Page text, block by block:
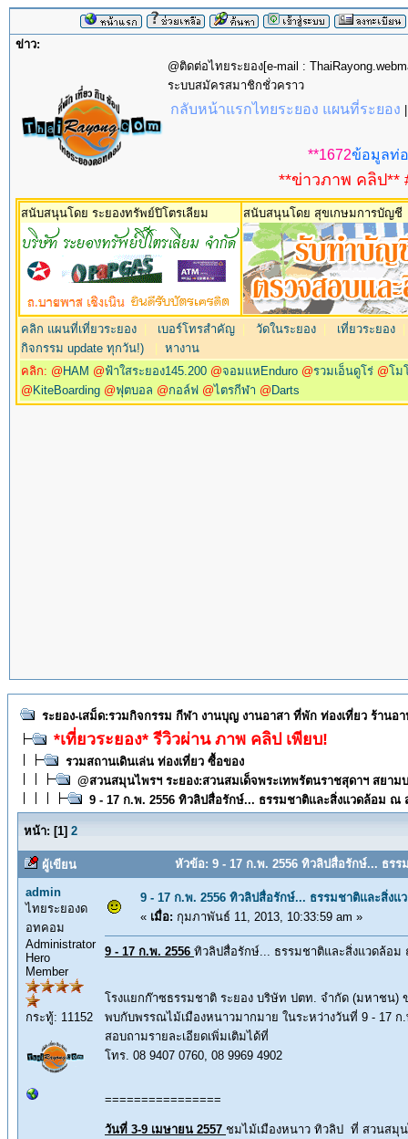
ข่าว:
@ติดต่อไทยระยอง[e-mail :
ระบบสมัครสมาชิกชั่วคราว
กลับหน้าแรกไทยระยอง แผนที่ระยอง
**1672ข้อมูลท่
**ข่าวภาพ คลิป**
สนับสนุนโดย ระยองทรัพย์ปิโตรเลียม สนับสนุนโดย สุขเกษมการบัญชี
คลิก แผนที่เที่ยวระยอง เบอร์โทรสำคัญ วัดในระยอง เที่ยวระยอง
กิจกรรม update ทุกวัน!) |หางาน
คลิก: @ HAM @ฟ้าใสระยอง145.200 @จอมแหEnduro @รวมเอ็นดูโร่ @โม
@ KiteBoarding @ฟุตบอล @กอล์ฟ @ไตรกีฬา @ Darts
ระยอง-เสม็ด:รวมกิจกรรม กีฬา งานบุญ งานอาสา ที่พัก ท่องเที่ยว ร้านอ
*เที่ยวระยอง* รีวิวผ่าน ภาพ คลิป เพียบ!
รวมสถานเดินเล่น ท่องเที่ยว ซื้อของ
@สวนสมุนไพรฯ ระยอง:สวนสมเด็จพระเทพรัตนราชสุดาฯ สยา
9 - 17 ก.พ. 2556 ทิวลิปสื่อรักษ์... ธรรมชาติและสิ่งแวดล้อม ณ
หน้า: [1] 2
ผู้เขียน หัวข้อ: 9 - 17 ก.พ. 2556 ทิวลิปสื่อรักษ์... ธร
admin
ไทยระยองด
อทคอม
Administrator
Hero
Member
กระทู้: 11152
9 - 17 ก.พ. 2556 ทิวลิปสื่อรักษ์... ธรรมชาติและสิ่ง
« เมื่อ: กุมภาพันธ์ 11, 2013, 10:33:59 am »
9 - 17 ก.พ. 2556 ทิวลิปสื่อรักษ์... ธรรมชาติและสิ่งแวดล้อม
โรงแยกก๊าซธรรมชาติ ระยอง บริษัท ปตท. จำกัด (มหาชน)
พบกับพรรณไม้เมืองหนาวมากมาย ในระหว่างวันที่ 9 - 17
สอบถามรายละเอียดเพิ่มเติมได้ที่
โทร. 08 9407 0760, 08 9969 4902
================
วันที่ 3-9 เมษายน 2557 ชมไม้เมืองหนาว ทิวลิป ที่ สวนสมุ